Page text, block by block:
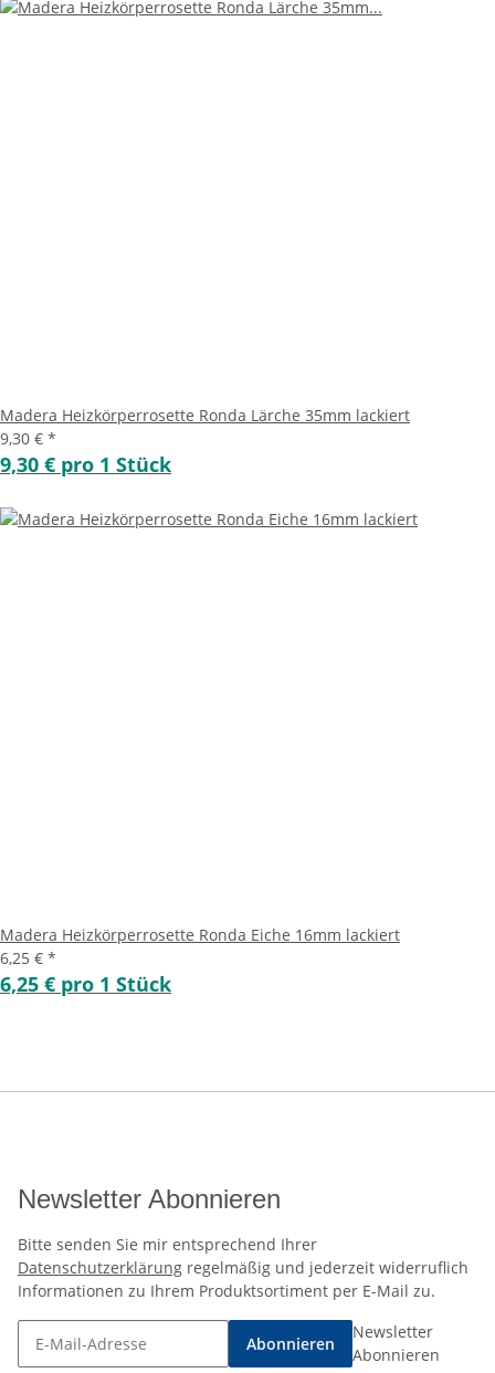
Madera Heizkörperrosette Ronda Lärche 35mm lackiert
9,30 € *
9,30 € pro 1 Stück
Madera Heizkörperrosette Ronda Eiche 16mm lackiert
6,25 € *
6,25 € pro 1 Stück
Newsletter Abonnieren
Bitte senden Sie mir entsprechend Ihrer
Datenschutzerklärung regelmäßig und jederzeit widerruflich
Informationen zu Ihrem Produktsortiment per E-Mail zu.
Abonnieren
Newsletter
Abonnieren